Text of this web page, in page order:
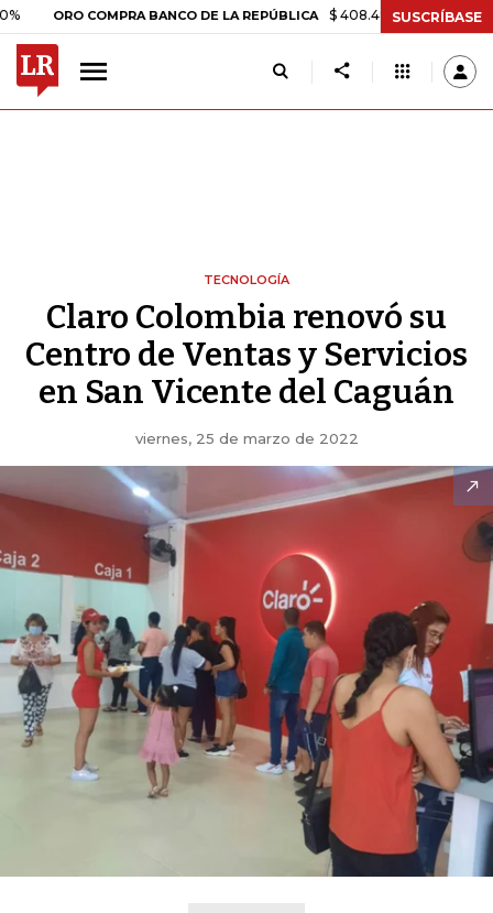
COMPRA BANCO DE LA REPÚBLICA $ 408.498,97 +$ 8.753,81
SUSCRÍBASE
TECNOLOGÍA
Claro Colombia renovó su
Centro de Ventas y Servicios
en San Vicente del Caguán
viernes, 25 de marzo de 2022